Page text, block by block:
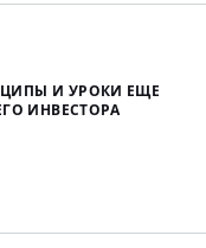
И УРОКИ ЕЩЕ
ИНВЕСТОРА